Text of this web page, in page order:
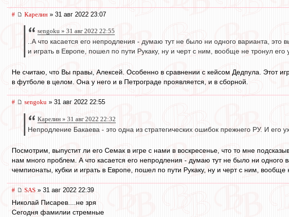
# Карелин » 31 авг 2022 23:07
sengoku » 31 авг 2022 22:55
..А что касается его непродления - думаю тут не было ни одного варианта, это
и играть в Европе, пошел по пути Рукаку, ну и черт с ним, вообще не тронул его
Не считаю, что Вы правы, Алексей. Особенно в сравнении с кейсом Дедпула. Этот
в футболе в целом. Она у него и в Петрограде проявляется, и в сборной.
# sengoku » 31 авг 2022 22:55
Карелин » 31 авг 2022 22:32
Непродление Бакаева - это одна из стратегических ошибок прежнего РУ. И его
Посмотрим, выпустит ли его Семак в игре с нами в воскресенье, что то мне
нам много проблем. А что касается его непродления - думаю тут не было ни одного
чемпионаты, кубки и играть в Европе, пошел по пути Рукаку, ну и черт с ним,
# SAS » 31 авг 2022 22:39
Николай Писарев....не зря
Сегодня фамилии стремные